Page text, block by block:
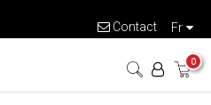
fr
Contact
0